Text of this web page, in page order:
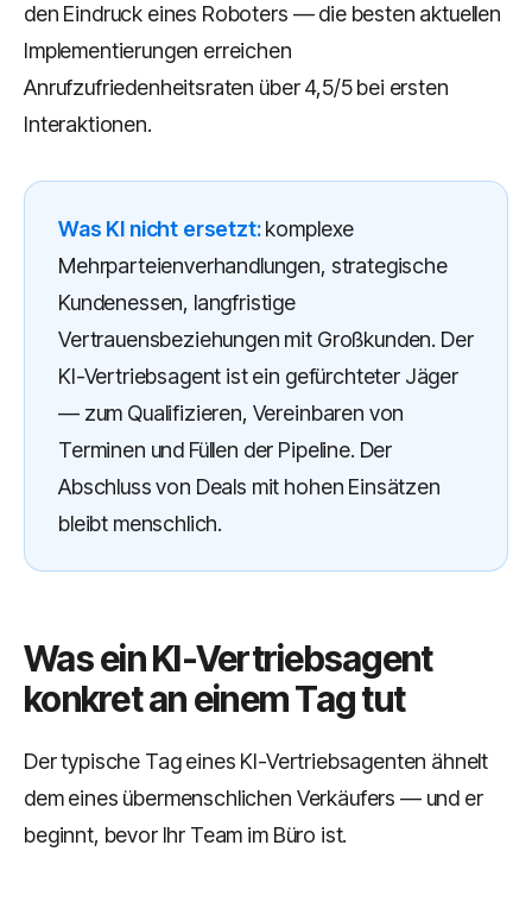
den Eindruck eines Roboters — die besten aktuellen
Implementierungen erreichen
Anrufzufriedenheitsraten über 4,5/5 bei ersten
Interaktionen.
Was KI nicht ersetzt:komplexe
Mehrparteienverhandlungen, strategische
Kundenessen, langfristige
Vertrauensbeziehungen mit Großkunden. Der
KI-Vertriebsagent ist ein gefürchteter Jäger
— zum Qualifizieren, Vereinbaren von
Terminen und Füllen der Pipeline. Der
Abschluss von Deals mit hohen Einsätzen
bleibt menschlich.
Was ein KI-Vertriebsagent
konkret an einem Tag tut
Der typische Tag eines KI-Vertriebsagenten ähnelt
dem eines übermenschlichen Verkäufers — und er
beginnt, bevor Ihr Team im Büro ist.